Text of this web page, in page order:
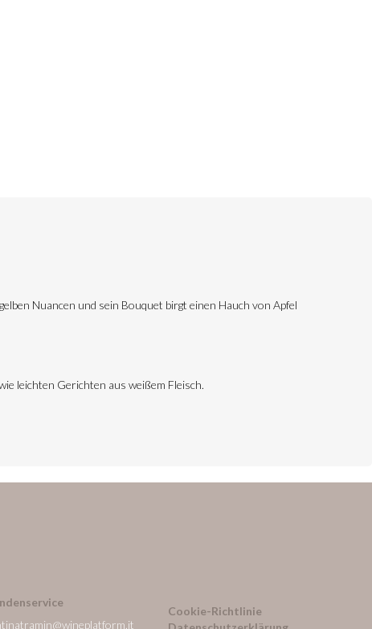
Nuancen und sein Bouquet birgt einen Hauch von Apfel
leichten Gerichten aus weißem Fleisch.
Cookie-Richtlinie